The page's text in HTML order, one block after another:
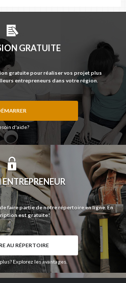
GRATUITE
gratuite pour réaliser vos projet plus
entrepreneurs dans votre région.
d'aide?
faire partie de notre répertoire en ligne. En
est gratuite!
AU RÉPERTOIRE
Explorez les avantages.